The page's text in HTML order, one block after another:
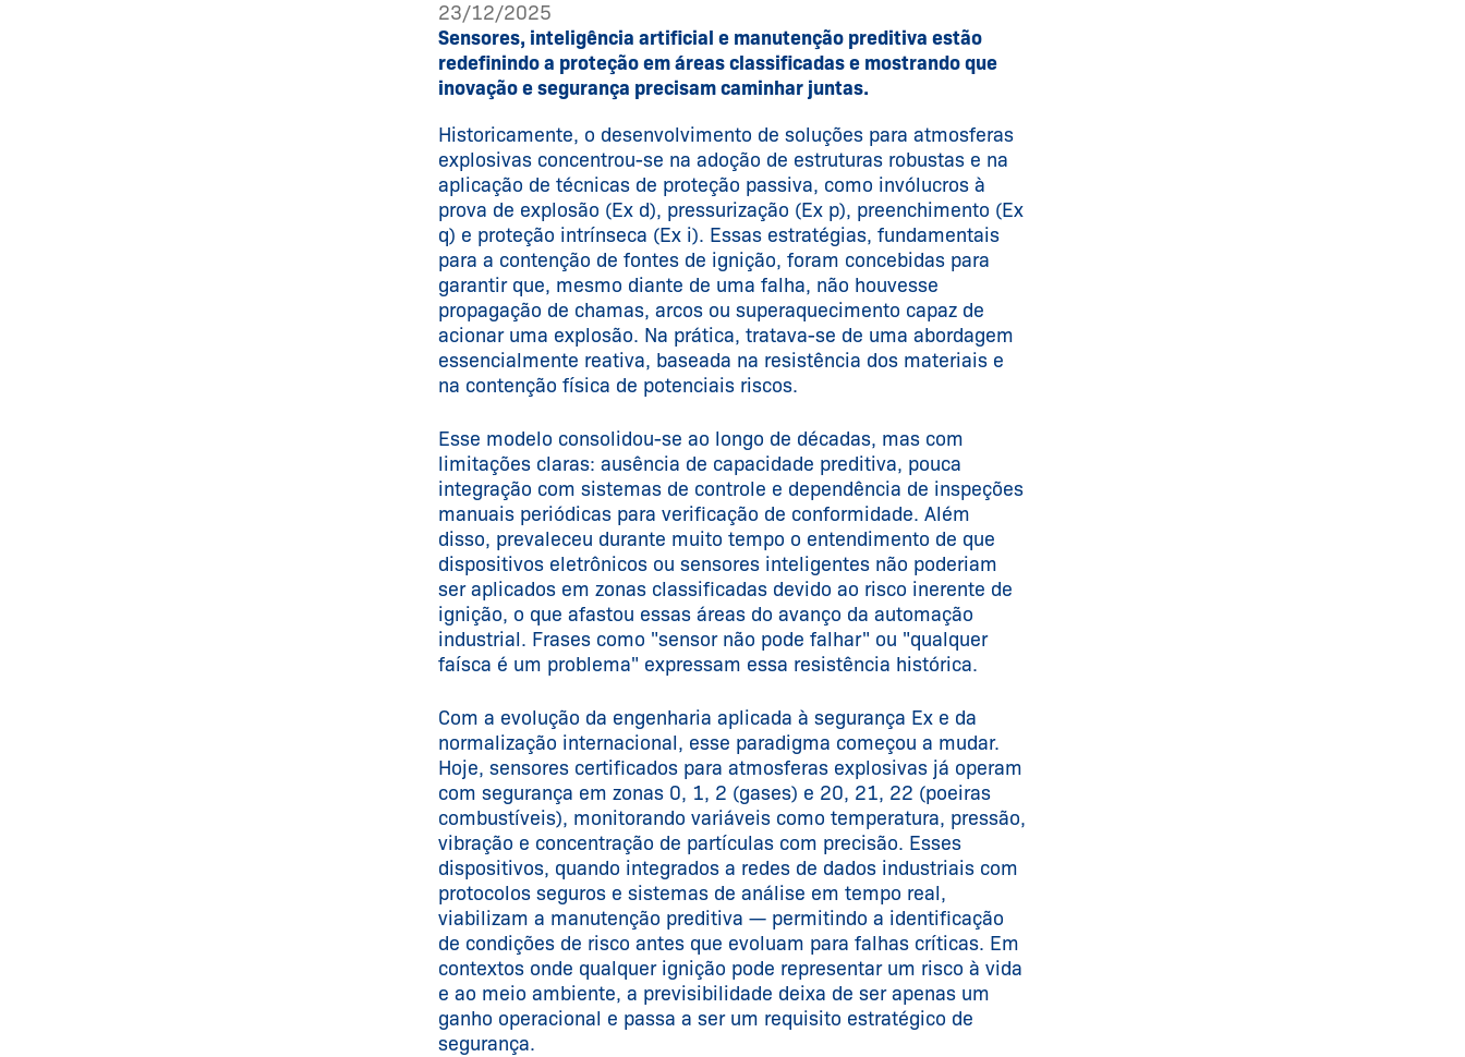
23/12/2025
Sensores, inteligência artificial e manutenção preditiva estão
redefinindo a proteção em áreas classificadas e mostrando que
inovação e segurança precisam caminhar juntas.
Historicamente, o desenvolvimento de soluções para atmosferas
explosivas concentrou-se na adoção de estruturas robustas e na
aplicação de técnicas de proteção passiva, como invólucros à
prova de explosão (Ex d), pressurização (Ex p), preenchimento (Ex
q) e proteção intrínseca (Ex i). Essas estratégias, fundamentais
para a contenção de fontes de ignição, foram concebidas para
garantir que, mesmo diante de uma falha, não houvesse
propagação de chamas, arcos ou superaquecimento capaz de
acionar uma explosão. Na prática, tratava-se de uma abordagem
essencialmente reativa, baseada na resistência dos materiais e
na contenção física de potenciais riscos.
Esse modelo consolidou-se ao longo de décadas, mas com
limitações claras: ausência de capacidade preditiva, pouca
integração com sistemas de controle e dependência de inspeções
manuais periódicas para verificação de conformidade. Além
disso, prevaleceu durante muito tempo o entendimento de que
dispositivos eletrônicos ou sensores inteligentes não poderiam
ser aplicados em zonas classificadas devido ao risco inerente de
ignição, o que afastou essas áreas do avanço da automação
industrial. Frases como "sensor não pode falhar" ou "qualquer
faísca é um problema" expressam essa resistência histórica.
Com a evolução da engenharia aplicada à segurança Ex e da
normalização internacional, esse paradigma começou a mudar.
Hoje, sensores certificados para atmosferas explosivas já operam
com segurança em zonas 0, 1, 2 (gases) e 20, 21, 22 (poeiras
combustíveis), monitorando variáveis como temperatura, pressão,
vibração e concentração de partículas com precisão. Esses
dispositivos, quando integrados a redes de dados industriais com
protocolos seguros e sistemas de análise em tempo real,
viabilizam a manutenção preditiva — permitindo a identificação
de condições de risco antes que evoluam para falhas críticas. Em
contextos onde qualquer ignição pode representar um risco à vida
e ao meio ambiente, a previsibilidade deixa de ser apenas um
ganho operacional e passa a ser um requisito estratégico de
segurança.